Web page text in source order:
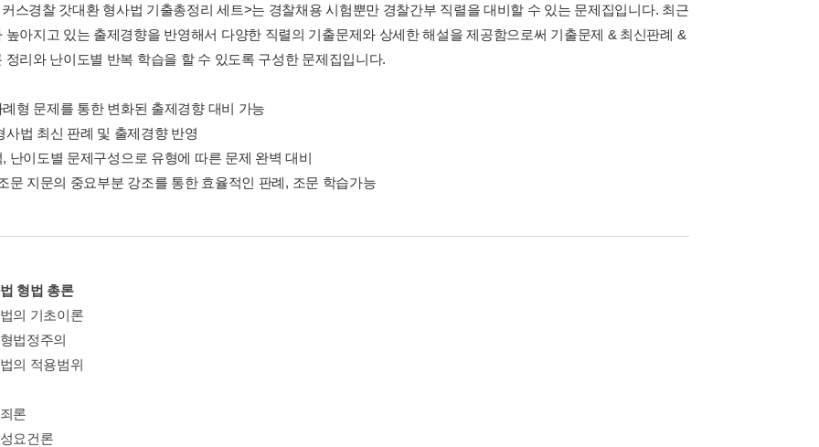
스경찰 갓대환 형사법 기출총정리 세트>는 경찰채용 시험뿐만 경찰간부 직렬을 대비할 수 있는 문제집입니다. 최근
높아지고 있는 출제경향을 반영해서 다양한 직렬의 기출문제와 상세한 해설을 제공함으로써 기출문제 & 최신판례 &
정리와 난이도별 반복 학습을 할 수 있도록 구성한 문제집입니다.
형 문제를 통한 변화된 출제경향 대비 가능
사법 최신 판례 및 출제경향 반영
난이도별 문제구성으로 유형에 따른 문제 완벽 대비
문 지문의 중요부분 강조를 통한 효율적인 판례, 조문 학습가능
형법 총론
의 기초이론
법정주의
의 적용범위
론
요건론